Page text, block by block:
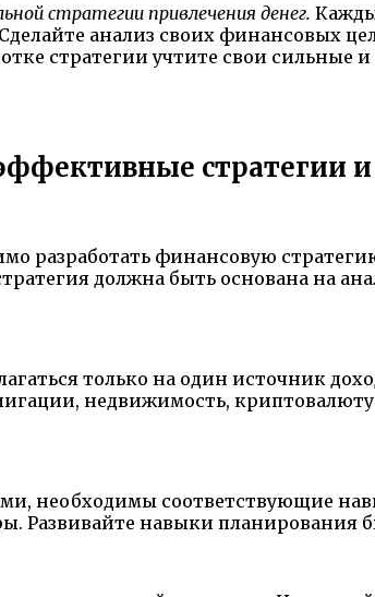
стратегии привлечения денег.
анализ своих финансовых
стратегии учтите свои сильные
стратегии
разработать финансовую
должна быть основана на
только на один источник
недвижимость,
необходимы соответствующие
Развивайте навыки планирования